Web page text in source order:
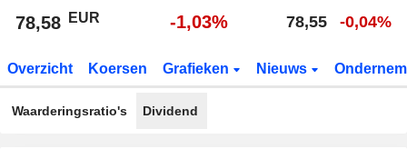
78,58 EUR -1,03% 78,55 -0,04%
Overzicht Koersen Grafieken Nieuws
Waarderingsratio's Dividend